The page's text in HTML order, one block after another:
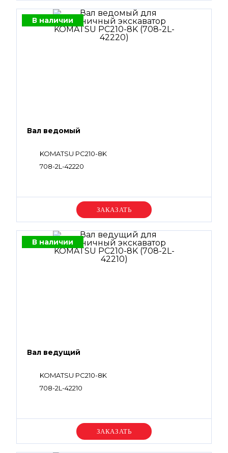
В наличии
Вал ведомый
KOMATSU PC210-8K
708-2L-42220
Уточняйте цену
В наличии
Вал ведущий
KOMATSU PC210-8K
708-2L-42210
Уточняйте цену